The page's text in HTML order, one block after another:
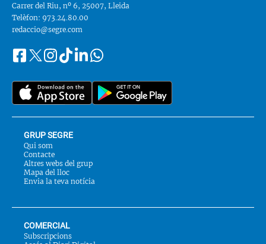
Carrer del Riu, nº 6, 25007, Lleida
Telèfon: 973.24.80.00
redaccio@segre.com
Segueix-
a::
FacebookInstagram
TiktokLinkedinWhatsapp
GRUP SEGRE
Qui som
Contacte
Altres webs del grup
Mapa del lloc
Envia la teva notícia
COMERCIAL
Subscripcions